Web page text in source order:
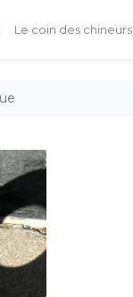
Le coin des chineurs